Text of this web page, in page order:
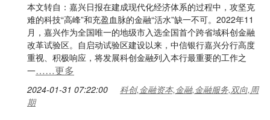
本文转自：嘉兴日报在建成现代化经济体系的过程中，攻坚克
难的科技“高峰”和充盈血脉的金融“活水”缺一不可。2022年11
月，嘉兴作为全国唯一的地级市入选全国首个跨省域科创金融
改革试验区。自启动试验区建设以来，中信银行嘉兴分行高度
重视、积极响应，将发展科创金融列入本行最重要的工作之
一……更多
2024-01-31 07:22:00
科创,金融资本,金融,金融服务,双向,周
期